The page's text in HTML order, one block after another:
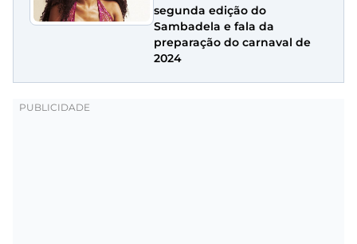
segunda edição do
Sambadela e fala da
preparação do carnaval de
2024